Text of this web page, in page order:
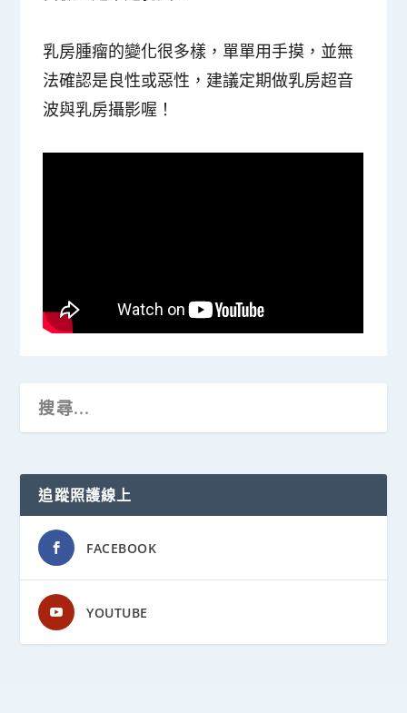
乳房腫瘤的變化很多樣，單單用手摸，並無
法確認是良性或惡性，建議定期做乳房超音
波與乳房攝影喔！
追蹤照護線上
FACEBOOK
YOUTUBE